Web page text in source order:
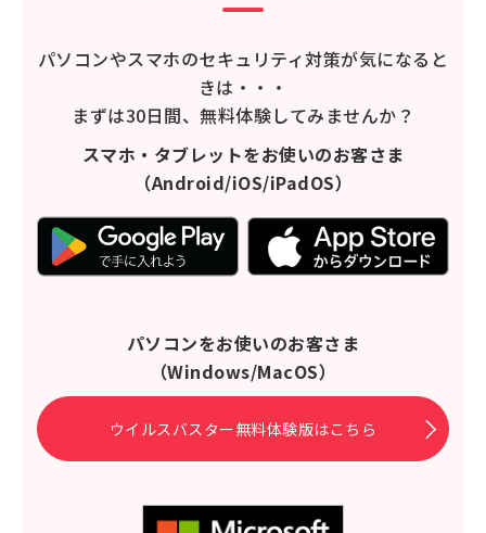
パソコンやスマホのセキュリティ対策が気になると
きは・・・
まずは30日間、無料体験してみませんか？
スマホ・タブレットをお使いのお客さま
（Android/iOS/iPadOS）
パソコンをお使いのお客さま
（Windows/MacOS）
ウイルスバスター無料体験版はこちら